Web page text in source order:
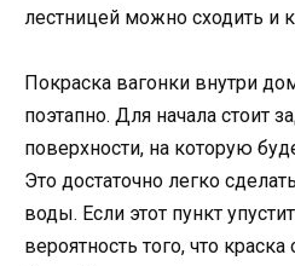
лестницей можно сходить и
Покраска вагонки внутри
поэтапно. Для начала стоит
поверхности, на которую
Это достаточно легко
воды. Если этот пункт
вероятность того, что